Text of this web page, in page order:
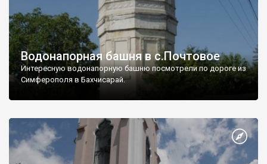
Водонапорная башня в с.Почтовое
Интересную водонапорную башню посмотрели по дороге из
Симферополя в Бахчисарай.